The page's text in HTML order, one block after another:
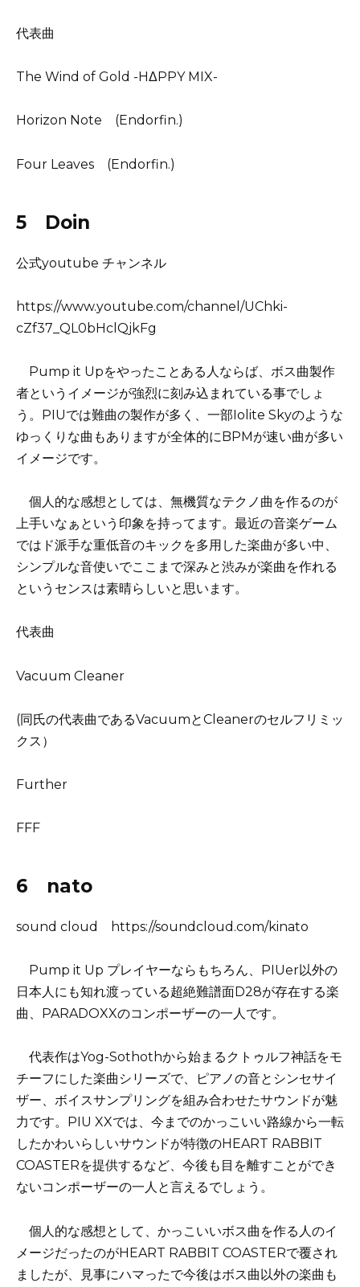
代表曲
The Wind of Gold -HΔPPY MIX-
Horizon Note (Endorfin.)
Four Leaves (Endorfin.)
5 Doin
公式youtube チャンネル
https://www.youtube.com/channel/UChki-
cZf37_QL0bHclQjkFg
Pump it Upをやったことある人ならば、ボス曲製作
者というイメージが強烈に刻み込まれている事でしょ
う。PIUでは難曲の製作が多く、一部Iolite Skyのような
ゆっくりな曲もありますが全体的にBPMが速い曲が多い
イメージです。
個人的な感想としては、無機質なテクノ曲を作るのが
上手いなぁという印象を持ってます。最近の音楽ゲーム
ではド派手な重低音のキックを多用した楽曲が多い中、
シンプルな音使いでここまで深みと渋みが楽曲を作れる
というセンスは素晴らしいと思います。
代表曲
Vacuum Cleaner
(同氏の代表曲であるVacuumとCleanerのセルフリミッ
クス）
Further
FFF
6 nato
sound cloud https://soundcloud.com/kinato
Pump it Up プレイヤーならもちろん、PIUer以外の
日本人にも知れ渡っている超絶難譜面D28が存在する楽
曲、PARADOXXのコンポーザーの一人です。
代表作はYog-Sothothから始まるクトゥルフ神話をモ
チーフにした楽曲シリーズで、ピアノの音とシンセサイ
ザー、ボイスサンプリングを組み合わせたサウンドが魅
力です。PIU XXでは、今までのかっこいい路線から一転
したかわいらしいサウンドが特徴のHEART RABBIT
COASTERを提供するなど、今後も目を離すことができ
ないコンポーザーの一人と言えるでしょう。
個人的な感想として、かっこいいボス曲を作る人のイ
メージだったのがHEART RABBIT COASTERで覆され
ましたが、見事にハマったで今後はボス曲以外の楽曲も